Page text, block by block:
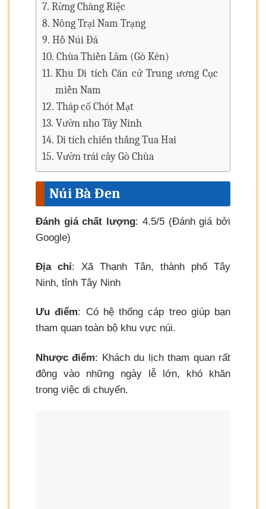
Rừng Chàng Riệc
Nông Trại Nam Trạng
Hồ Núi Đá
Chùa Thiền Lâm (Gò Kén)
Khu Di tích Căn cứ Trung ương Cục
miền Nam
Tháp cổ Chót Mạt
Vườn nho Tây Ninh
Di tích chiến thắng Tua Hai
Vườn trái cây Gò Chùa
Núi Bà Đen
Đánh giá chất lượng: 4.5/5 (Đánh giá bởi
Google)
Địa chỉ: Xã Thạnh Tân, thành phố Tây
Ninh, tỉnh Tây Ninh
Ưu điểm: Có hệ thống cáp treo giúp bạn
tham quan toàn bộ khu vực núi.
Nhược điểm: Khách du lịch tham quan rất
đông vào những ngày lễ lớn, khó khăn
trong việc di chuyển.